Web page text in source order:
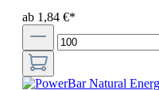
ab 1,84 €*